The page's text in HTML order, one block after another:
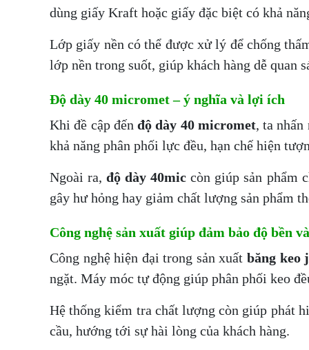
dùng giấy Kraft hoặc giấy đặc biệt có khả
Lớp giấy nền có thể được xử lý để chống
lớp nền trong suốt, giúp khách hàng dễ quan
Độ dày 40 micromet – ý nghĩa và lợi ích
Khi đề cập đến độ dày 40 micromet, ta nhấn
khả năng phân phối lực đều, hạn chế hiện
Ngoài ra,độ dày 40mic còn giúp sản phẩm
gây hư hỏng hay giảm chất lượng sản phẩm
Công nghệ sản xuất giúp đảm bảo độ bền
Công nghệ hiện đại trong sản xuất băng keo
ngặt. Máy móc tự động giúp phân phối keo
Hệ thống kiểm tra chất lượng còn giúp phát
cầu, hướng tới sự hài lòng của khách hàng.